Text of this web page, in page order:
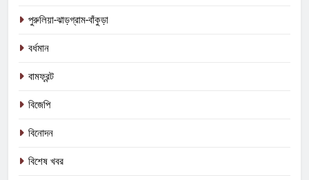
পুরুলিয়া-ঝাড়গ্রাম-বাঁকুড়া
বর্ধমান
বামফ্রন্ট
বিজেপি
বিনোদন
বিশেষ খবর